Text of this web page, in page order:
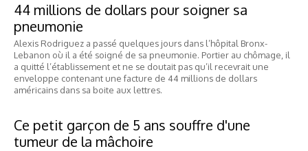
44 millions de dollars pour soigner sa
pneumonie
Alexis Rodriguez a passé quelques jours dans l’hôpital Bronx-
Lebanon où il a été soigné de sa pneumonie. Portier au chômage, il
a quitté l’établissement et ne se doutait pas qu’il recevrait une
enveloppe contenant une facture de 44 millions de dollars
américains dans sa boite aux lettres.
Ce petit garçon de 5 ans souffre d'une
tumeur de la mâchoire